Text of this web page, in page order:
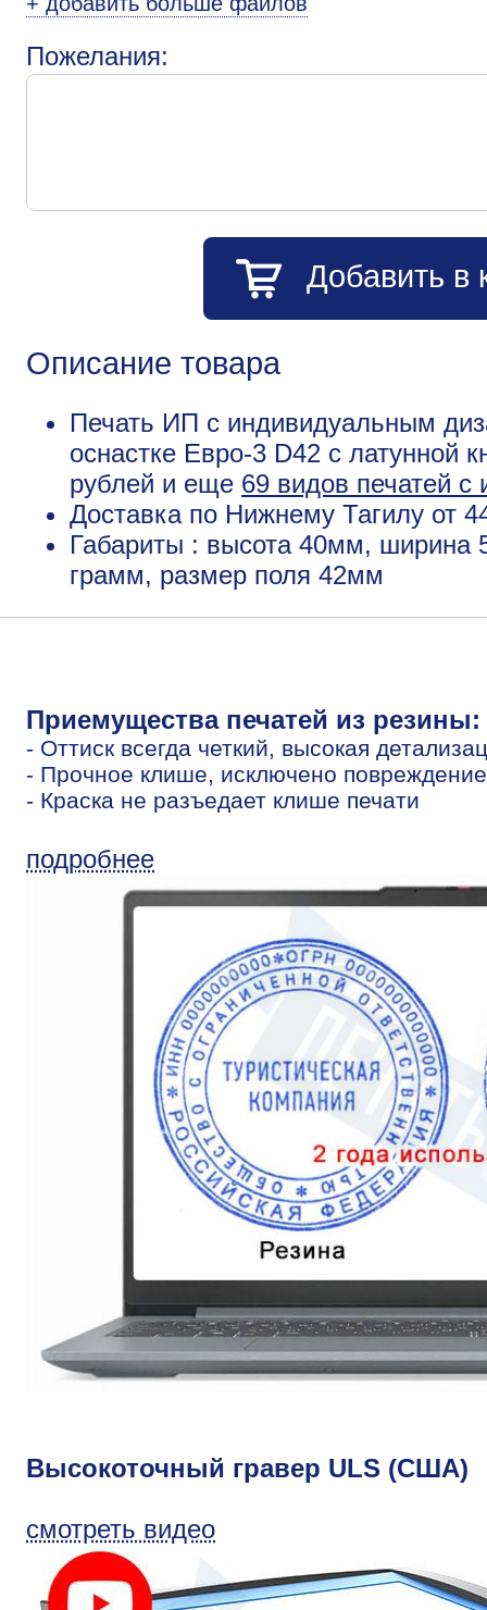
Пожелания:
Добавить в
Описание товара
Печать ИП с индивидуальным
оснастке Евро-3 D42 с латунной
рублей и еще 69 видов печатей
Доставка по Нижнему Тагилу от
Габариты : высота 40мм, ширина
грамм, размер поля 42мм
Приемущества печатей из резины:
- Оттиск всегда четкий, высокая
- Прочное клише, исключено
- Краска не разъедает клише печати
подробнее
Высокоточный гравер ULS (США)
смотреть видео